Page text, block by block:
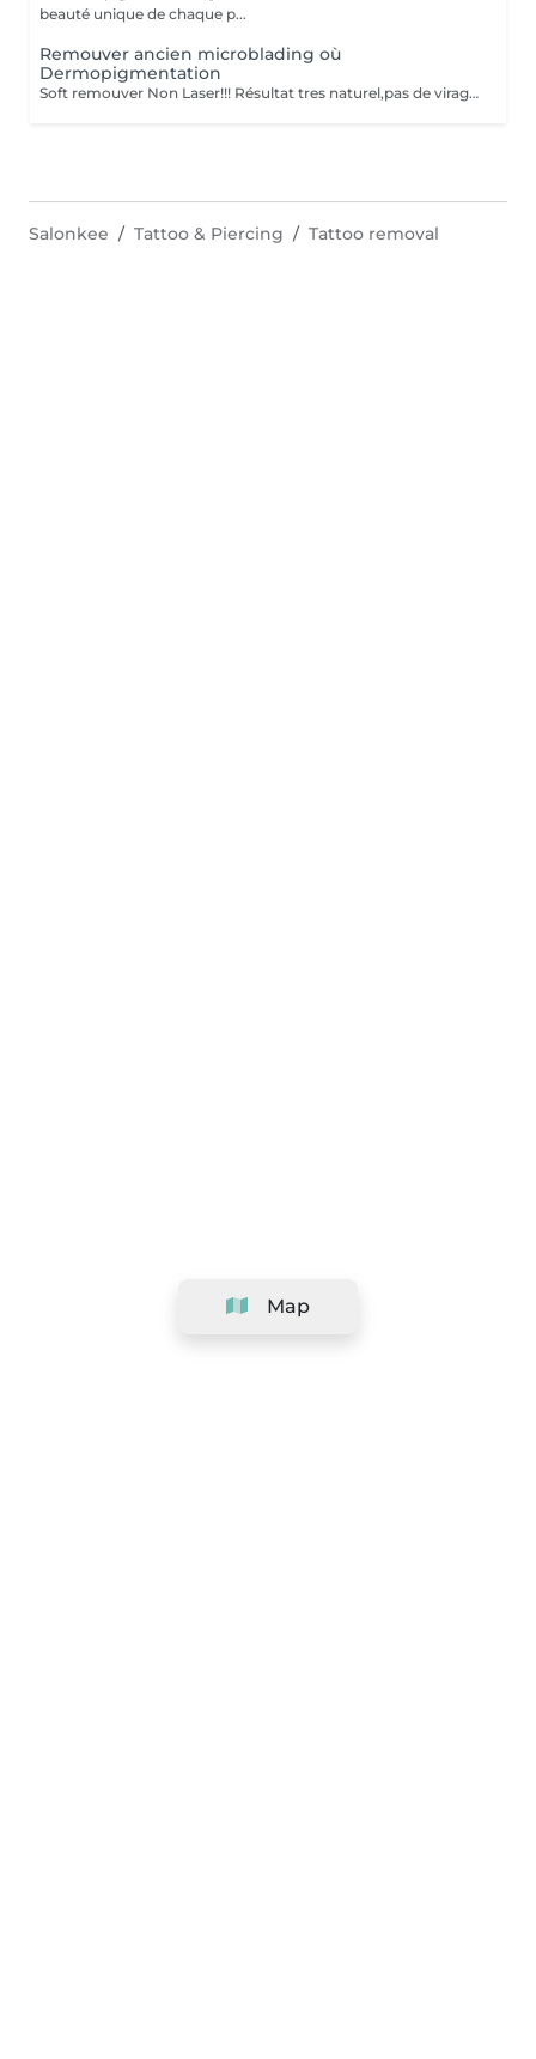
beauté unique de chaque p...
Remouver ancien microblading où
Dermopigmentation
Soft remouver Non Laser!!! Résultat tres naturel,pas de virage de la couleur,diagnostique avant le traitement
Map
Salonkee Tattoo & Piercing Tattoo removal